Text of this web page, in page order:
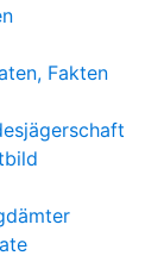
Fakten